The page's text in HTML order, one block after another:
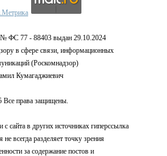
ФС 77 - 88403 выдан 29.10.2024
в сфере связи, информационных
(Роскомнадзор)
Кумагаджиевич
права защищены.
сайта в других источниках гиперссылка
не всегда разделяет точку зрения
за содержание постов и